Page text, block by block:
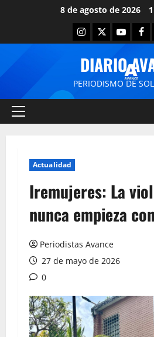
8 de agosto de 2026
DIARIO
PERIODISMO DE
Actualidad
Iremujeres: La
nunca empieza
Periodistas Avance
27 de mayo de 2026
0